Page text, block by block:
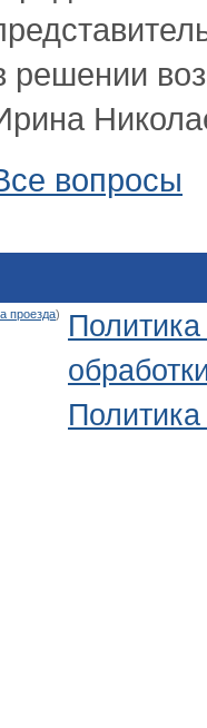
решении
вопросы
проезда)